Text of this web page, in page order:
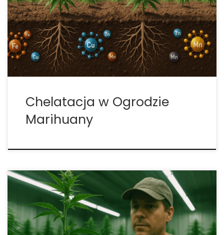
zależy Ci na równym kolorze liści, stabilnym
wzroście i powtarzalnych plonach, zrozumienie
chelatacji jest obowiązkowe. Chelaty „opiekują się”
jonami metali (Fe, Zn, Mn, Cu, B, Mg), chroniąc […]
Chelatacja w Ogrodzie
Marihuany
Płukanie roślin przed zbiorem – dlaczego flushing
jest kluczowy? Płukanie roślin, znane w branży jako
flushing, to praktyka, która od lat wzbudza